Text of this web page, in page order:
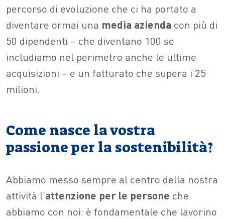
percorso di evoluzione che ci ha portato a
diventare ormai una media azienda con più di
50 dipendenti – che diventano 100 se
includiamo nel perimetro anche le ultime
acquisizioni – e un fatturato che supera i 25
milioni.
Come nasce la vostra
passione per la sostenibilità?
Abbiamo messo sempre al centro della nostra
attività l’attenzione per le persone che
abbiamo con noi: è fondamentale che lavorino